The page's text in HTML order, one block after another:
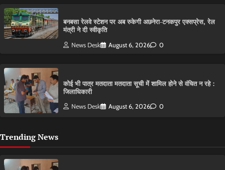
बनबसा रेलवे स्टेशन पर अब रुकेगी अछनेरा-टनकपुर एक्सप्रेस, रेल
मंत्री ने दी स्वीकृति
News Desk August 6, 2026 0
कोई भी पात्र मतदाता मतदाता सूची में शामिल होने से वंचित न रहे :
जिलाधिकारी
News Desk August 6, 2026 0
Trending News